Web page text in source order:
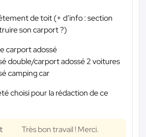
de toit (+ d’info : section
son carport ?)
carport adossé
double/carport adossé 2 voitures
camping car
choisi pour la rédaction de ce
Très bon travail ! Merci.